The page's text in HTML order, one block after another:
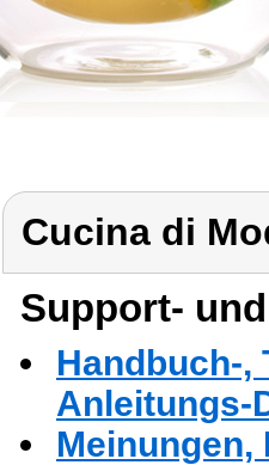
Cucina di
Support-
Handbuch-,
Anleitungs-